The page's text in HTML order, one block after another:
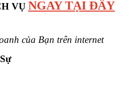
VỤ NGAY TẠI ĐÂY
của Bạn trên internet